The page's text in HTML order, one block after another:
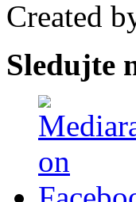
Created
Sledujte